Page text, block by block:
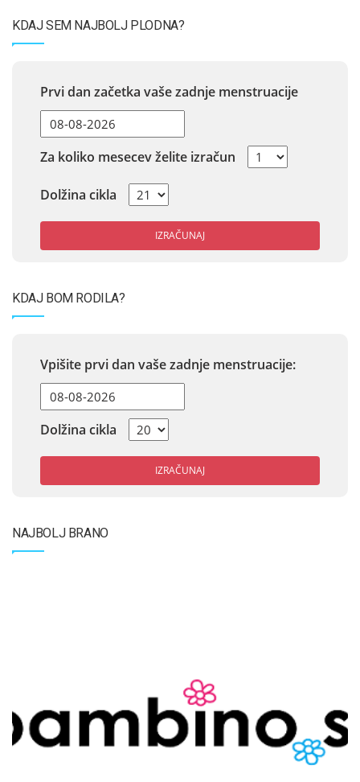
KDAJ SEM NAJBOLJ PLODNA?
Prvi dan začetka vaše zadnje menstruacije
Za koliko mesecev želite izračun
Dolžina cikla
IZRAČUNAJ
KDAJ BOM RODILA?
Vpišite prvi dan vaše zadnje menstruacije:
Dolžina cikla
IZRAČUNAJ
NAJBOLJ BRANO